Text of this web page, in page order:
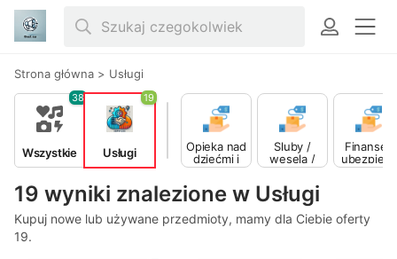
Strona główna > Usługi
19 wyniki znalezione w Usługi
Kupuj nowe lub używane przedmioty, mamy dla Ciebie oferty
19.
Wszystkie
38
Usługi
19
Opieka nad
dziećmi i
nianie
Śluby /
wesela /
przyjęcia
Finanse i
ubezpiecz
enia